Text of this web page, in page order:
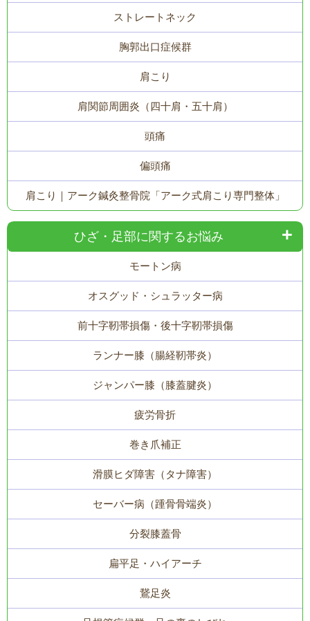
ストレートネック
胸郭出口症候群
肩こり
肩関節周囲炎（四十肩・五十肩）
頭痛
偏頭痛
肩こり｜アーク鍼灸整骨院「アーク式肩こり専門整体」
ひざ・足部に関するお悩み
モートン病
オスグッド・シュラッター病
前十字靭帯損傷・後十字靭帯損傷
ランナー膝（腸経靭帯炎）
ジャンパー膝（膝蓋腱炎）
疲労骨折
巻き爪補正
滑膜ヒダ障害（タナ障害）
セーバー病（踵骨骨端炎）
分裂膝蓋骨
扁平足・ハイアーチ
鵞足炎